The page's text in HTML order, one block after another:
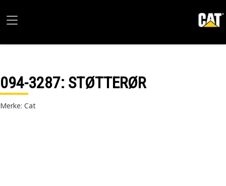
094-3287: STØTTERØR
Merke: Cat